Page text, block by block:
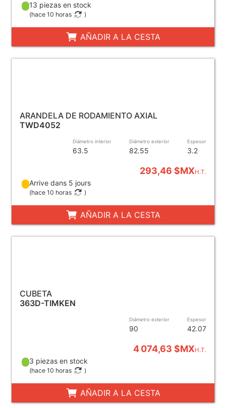
13 piezas en stock
(hace 10 horas )
AÑADIR A LA CESTA
ARANDELA DE RODAMIENTO AXIAL
TWD4052
Diámetro interior
63.5
Diámetro exterior
82.55
Espesor
3.2
293,46 $MXH.T.
Arrive dans 5 jours
(hace 10 horas )
AÑADIR A LA CESTA
CUBETA
363D-TIMKEN
Diámetro exterior
90
Espesor
42.07
4 074,63 $MXH.T.
3 piezas en stock
(hace 10 horas )
AÑADIR A LA CESTA